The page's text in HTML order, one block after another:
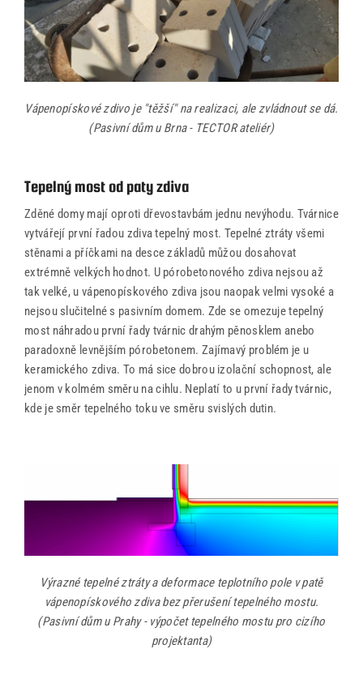
Vápenopískové zdivo je "těžší" na realizaci, ale zvládnout se dá.
(Pasivní dům u Brna - TECTOR ateliér)
Tepelný most od paty zdiva
Zděné domy mají oproti dřevostavbám jednu nevýhodu. Tvárnice
vytvářejí první řadou zdiva tepelný most. Tepelné ztráty všemi
stěnami a příčkami na desce základů můžou dosahovat
extrémně velkých hodnot. U pórobetonového zdiva nejsou až
tak velké, u vápenopískového zdiva jsou naopak velmi vysoké a
nejsou slučitelné s pasivním domem. Zde se omezuje tepelný
most náhradou první řady tvárnic drahým pěnosklem anebo
paradoxně levnějším pórobetonem. Zajímavý problém je u
keramického zdiva. To má sice dobrou izolační schopnost, ale
jenom v kolmém směru na cihlu. Neplatí to u první řady tvárnic,
kde je směr tepelného toku ve směru svislých dutin.
Výrazné tepelné ztráty a deformace teplotního pole v patě
vápenopískového zdiva bez přerušení tepelného mostu.
(Pasivní dům u Prahy - výpočet tepelného mostu pro cizího
projektanta)